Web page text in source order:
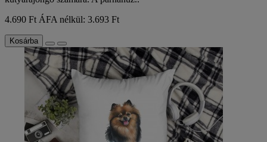
4.690 Ft ÁFA nélkül: 3.693 Ft
Kosárba